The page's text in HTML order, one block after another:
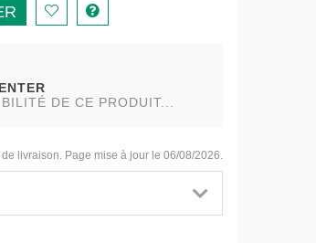
DE CE PRODUIT...
livraison. Page mise à jour le 06/08/2026.